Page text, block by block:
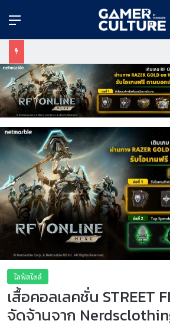
Menu
ไลฟ์สไตล์
เสื้อคอลเลคชั่น STREET
จัดจ้านจาก